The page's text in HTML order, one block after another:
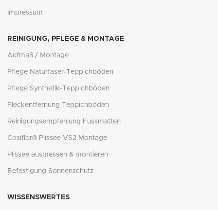
Impressum
REINIGUNG, PFLEGE & MONTAGE
Aufmaß / Montage
Pflege Naturfaser-Teppichböden
Pflege Synthetik-Teppichböden
Fleckentfernung Teppichböden
Reinigungsempfehlung Fussmatten
Cosiflor® Plissee VS2 Montage
Plissee ausmessen & montieren
Befestigung Sonnenschutz
WISSENSWERTES